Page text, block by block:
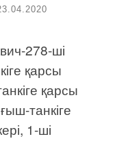
278-ші
қарсы
қарсы
танкіге
1-ші